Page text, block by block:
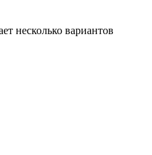
несколько вариантов